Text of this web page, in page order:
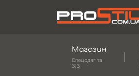
Магазин
Спецодяг та
ЗІЗ